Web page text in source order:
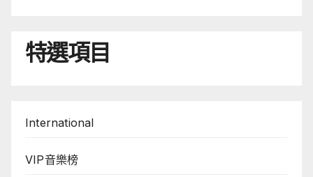
特選項目
International
VIP音樂榜